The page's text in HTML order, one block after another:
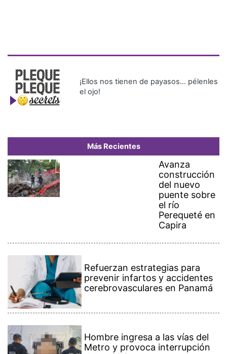
el ojo!
Más Recientes
Avanza
construcción
del nuevo
puente sobre
el río
Perequeté en
Capira
prevenir infartos y accidentes
cerebrovasculares en Panamá
Metro y provoca interrupción
del servicio